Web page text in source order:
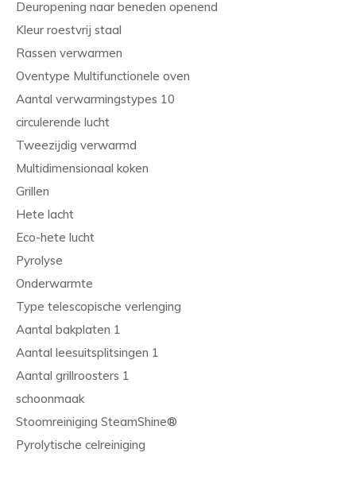
Deuropening naar beneden openend
Kleur roestvrij staal
Rassen verwarmen
Oventype Multifunctionele oven
Aantal verwarmingstypes 10
circulerende lucht
Tweezijdig verwarmd
Multidimensionaal koken
Grillen
Hete lacht
Eco-hete lucht
Pyrolyse
Onderwarmte
Type telescopische verlenging
Aantal bakplaten 1
Aantal leesuitsplitsingen 1
Aantal grillroosters 1
schoonmaak
Stoomreiniging SteamShine®
Pyrolytische celreiniging